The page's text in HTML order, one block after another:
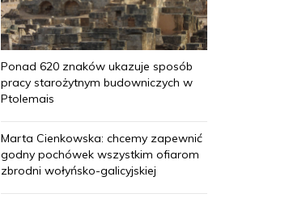
Ponad 620 znaków ukazuje sposób
pracy starożytnym budowniczych w
Ptolemais
Marta Cienkowska: chcemy zapewnić
godny pochówek wszystkim ofiarom
zbrodni wołyńsko-galicyjskiej